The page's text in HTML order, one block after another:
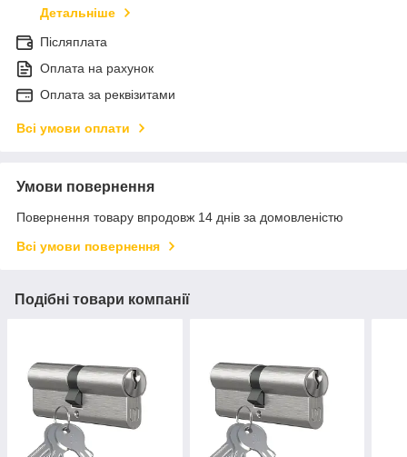
Детальніше
Післяплата
Оплата на рахунок
Оплата за реквізитами
Всі умови оплати
Умови повернення
Повернення товару впродовж 14 днів за домовленістю
Всі умови повернення
Подібні товари компанії